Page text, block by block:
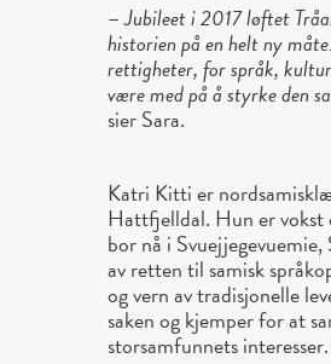
–Jubileet i 2017 løftet
historien på en helt ny
rettigheter, for språk,
være med på å styrke den
sier Sara.
Katri Kitti er
Hattfjelldal. Hun er vokst
bor nå i
av retten til samisk
og vern av tradisjonelle
saken og kjemper for at
storsamfunnets interesser.